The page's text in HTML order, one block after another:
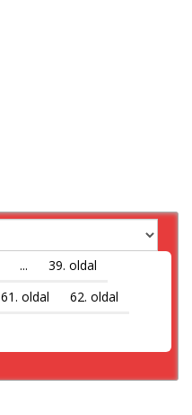
...
39. oldal
61. oldal
62. oldal